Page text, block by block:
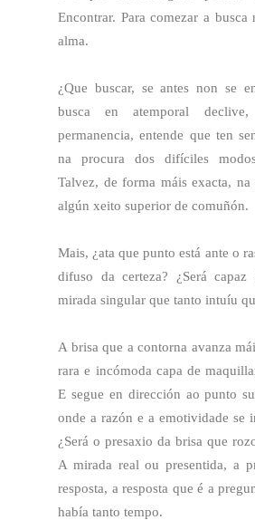
Encontrar. Para comezar a busca
alma.
¿Que buscar, se antes non se
busca en atemporal
permanencia, entende que ten
na procura dos difíciles
Talvez, de forma máis exacta,
algún xeito superior de comuñón.
Mais, ¿ata que punto está ante o
difuso da certeza? ¿Será
mirada singular que tanto intuíu
A brisa que a contorna avanza
rara e incómoda capa de
E segue en dirección ao punto
onde a razón e a emotividade se
¿Será o presaxio da brisa que
A mirada real ou presentida, a
resposta, a resposta que é a
había tanto tempo.